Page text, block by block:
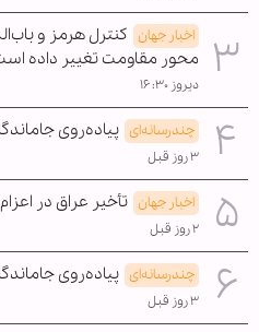
اخبار جهان کنترل هرمز و
محور مقاومت تغییر داده
دیروز ۱۶:۳۰
چندرسانه‌ای پیاده‌روی
۳ روز قبل
اخبار جهان تأخیر عراق در
۲ روز قبل
چندرسانه‌ای پیاده‌روی
۳ روز قبل